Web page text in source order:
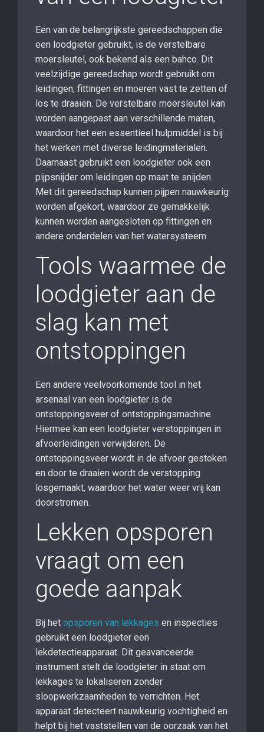
Een van de belangrijkste gereedschappen die
een loodgieter gebruikt, is de verstelbare
moersleutel, ook bekend als een bahco. Dit
veelzijdige gereedschap wordt gebruikt om
leidingen, fittingen en moeren vast te zetten of
los te draaien. De verstelbare moersleutel kan
worden aangepast aan verschillende maten,
waardoor het een essentieel hulpmiddel is bij
het werken met diverse leidingmaterialen.
Daarnaast gebruikt een loodgieter ook een
pijpsnijder om leidingen op maat te snijden.
Met dit gereedschap kunnen pijpen nauwkeurig
worden afgekort, waardoor ze gemakkelijk
kunnen worden aangesloten op fittingen en
andere onderdelen van het watersysteem.
Tools waarmee de
loodgieter aan de
slag kan met
ontstoppingen
Een andere veelvoorkomende tool in het
arsenaal van een loodgieter is de
ontstoppingsveer of ontstoppingsmachine.
Hiermee kan een loodgieter verstoppingen in
afvoerleidingen verwijderen. De
ontstoppingsveer wordt in de afvoer gestoken
en door te draaien wordt de verstopping
losgemaakt, waardoor het water weer vrij kan
doorstromen.
Lekken opsporen
vraagt om een
goede aanpak
Bij het opsporen van lekkages en inspecties
gebruikt een loodgieter een
lekdetectieapparaat. Dit geavanceerde
instrument stelt de loodgieter in staat om
lekkages te lokaliseren zonder
sloopwerkzaamheden te verrichten. Het
apparaat detecteert nauwkeurig vochtigheid en
helpt bij het vaststellen van de oorzaak van het